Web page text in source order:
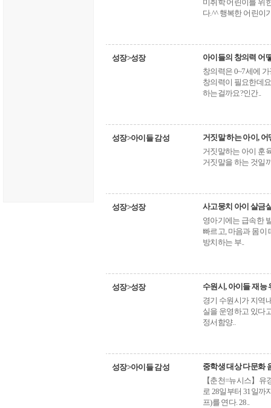
미취학 어린이를 위
다.^^ 행복한 어린이
성장>성장
아이들의 창의력 어
창의력은 0~7세에
창의력이 필요한데
하는걸까요?인간..
성장>아이들 감성
거짓말 하는 아이,
거짓말하는 아이 훈
거짓말을 하는 것일
성장>성장
사고뭉치 아이 살금
영아기에는 급속한
빠르고, 마음과 몸이
방치하는 부..
성장>성장
수원시, 아이들 재능
경기 수원시가 지역
실을 운영하고 있다
정서함양..
성장>아이들 감성
중학생 대상 다문화
【춘천=뉴시스】
로 28일부터 31일까
프)를 연다. 28..